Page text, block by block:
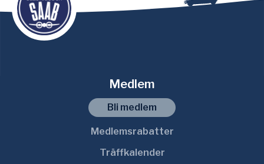
Medlem
Bli medlem
Medlemsrabatter
Träffkalender